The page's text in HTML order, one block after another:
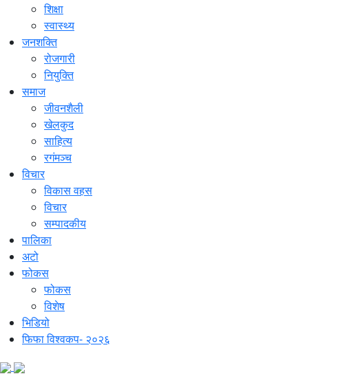
शिक्षा
स्वास्थ्य
जनशक्ति
रोजगारी
नियुक्ति
समाज
जीवनशैली
खेलकुद
साहित्य
रगंमञ्च
विचार
विकास वहस
विचार
सम्पादकीय
पालिका
अटो
फोकस
फोकस
विशेष
भिडियो
फिफा विश्वकप- २०२६